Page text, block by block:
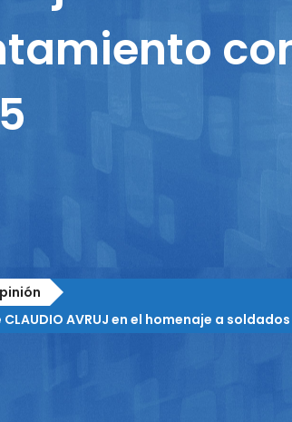
AVRUJ en el homenaje a